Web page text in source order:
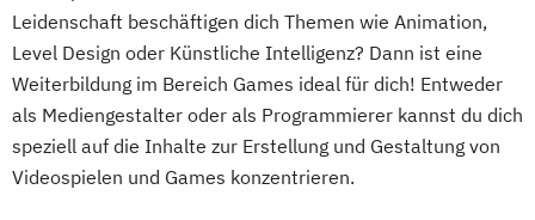
Leidenschaft beschäftigen dich Themen wie Animation,
Level Design oder Künstliche Intelligenz? Dann ist eine
Weiterbildung im Bereich Games ideal für dich! Entweder
als Mediengestalter oder als Programmierer kannst du dich
speziell auf die Inhalte zur Erstellung und Gestaltung von
Videospielen und Games konzentrieren.